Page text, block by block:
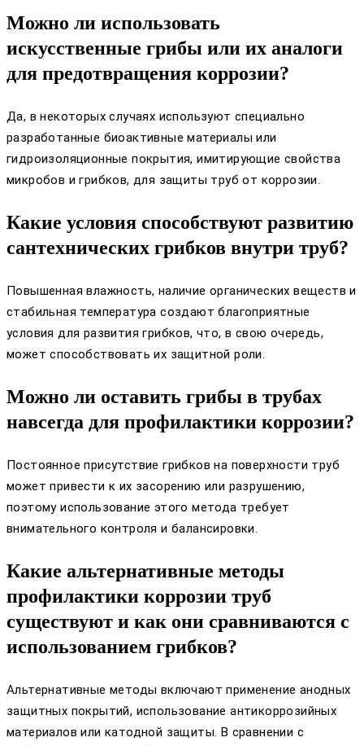
Можно ли использовать
искусственные грибы или их аналоги
для предотвращения коррозии?
Да, в некоторых случаях используют специально
разработанные биоактивные материалы или
гидроизоляционные покрытия, имитирующие свойства
микробов и грибков, для защиты труб от коррозии.
Какие условия способствуют развитию
сантехнических грибков внутри труб?
Повышенная влажность, наличие органических веществ и
стабильная температура создают благоприятные
условия для развития грибков, что, в свою очередь,
может способствовать их защитной роли.
Можно ли оставить грибы в трубах
навсегда для профилактики коррозии?
Постоянное присутствие грибков на поверхности труб
может привести к их засорению или разрушению,
поэтому использование этого метода требует
внимательного контроля и балансировки.
Какие альтернативные методы
профилактики коррозии труб
существуют и как они сравниваются с
использованием грибков?
Альтернативные методы включают применение анодных
защитных покрытий, использование антикоррозийных
материалов или катодной защиты. В сравнении с